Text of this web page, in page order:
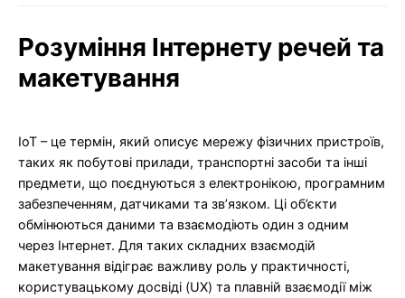
Розуміння Інтернету речей та
макетування
IoT – це термін, який описує мережу фізичних пристроїв,
таких як побутові прилади, транспортні засоби та інші
предмети, що поєднуються з електронікою, програмним
забезпеченням, датчиками та зв’язком. Ці об’єкти
обмінюються даними та взаємодіють один з одним
через Інтернет. Для таких складних взаємодій
макетування відіграє важливу роль у практичності,
користувацькому досвіді (UX) та плавній взаємодії між